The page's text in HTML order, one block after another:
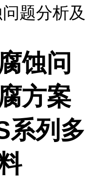
题分析及
蚀问
方案
系列多